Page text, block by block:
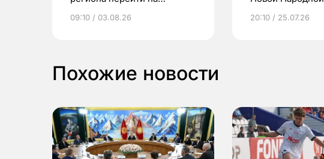
выиграть призы
09:10 / 03.08.26 20:10 / 25.07.26
Похожие новости